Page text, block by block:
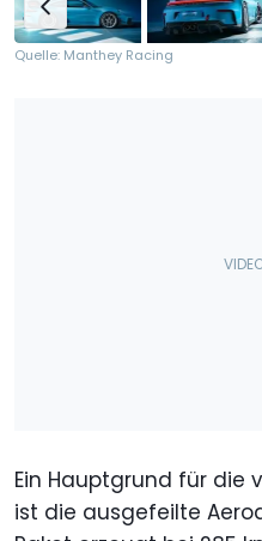
Quelle: Manthey Racing
Ein Hauptgrund für die
ist die ausgefeilte